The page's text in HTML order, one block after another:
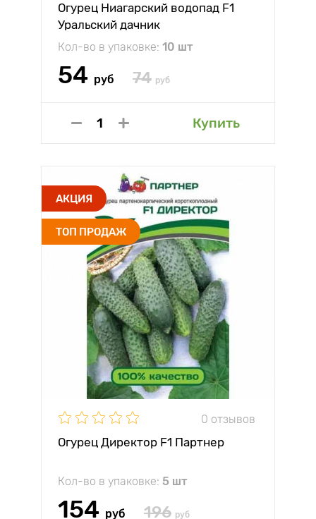
Огурец Ниагарский водопад F1
Уральский дачник
Кол-во в упаковке: 10 шт
54 руб 74 руб
Купить
АКЦИЯ
ТОП ПРОДАЖ
0 отзывов
Огурец Директор F1 Партнер
Кол-во в упаковке: 5 шт
154 руб 196 руб